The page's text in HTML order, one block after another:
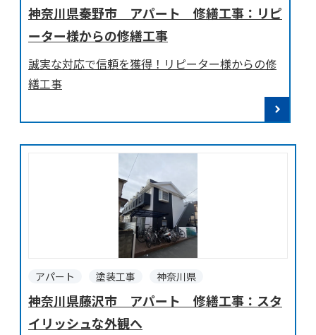
神奈川県秦野市 アパート 修繕工事：リピ
ーター様からの修繕工事
誠実な対応で信頼を獲得！リピーター様からの修
繕工事
アパート 塗装工事 神奈川県
神奈川県藤沢市 アパート 修繕工事：スタ
イリッシュな外観へ